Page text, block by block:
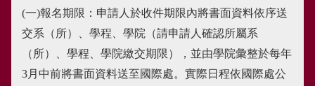
(一)報名期限：申請人於收件期限內將書面資料依序送
交系（所）、學程、學院（請申請人確認所屬系
（所）、學程、學院繳交期限），並由學院彙整於每年
3月中前將書面資料送至國際處。實際日程依國際處公